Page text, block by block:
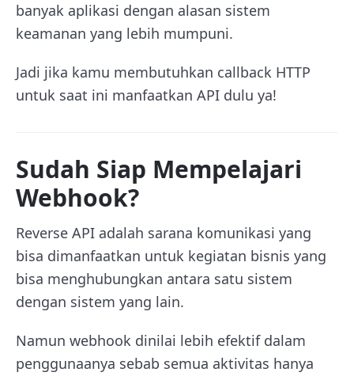
banyak aplikasi dengan alasan sistem
keamanan yang lebih mumpuni.
Jadi jika kamu membutuhkan callback HTTP
untuk saat ini manfaatkan API dulu ya!
Sudah Siap Mempelajari
Webhook?
Reverse API adalah sarana komunikasi yang
bisa dimanfaatkan untuk kegiatan bisnis yang
bisa menghubungkan antara satu sistem
dengan sistem yang lain.
Namun webhook dinilai lebih efektif dalam
penggunaanya sebab semua aktivitas hanya